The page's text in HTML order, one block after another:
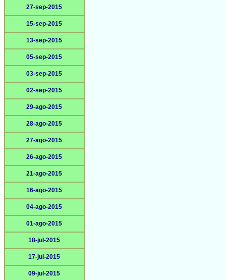
27-sep-2015
15-sep-2015
13-sep-2015
05-sep-2015
03-sep-2015
02-sep-2015
29-ago-2015
28-ago-2015
27-ago-2015
26-ago-2015
21-ago-2015
16-ago-2015
04-ago-2015
01-ago-2015
18-jul-2015
17-jul-2015
09-jul-2015